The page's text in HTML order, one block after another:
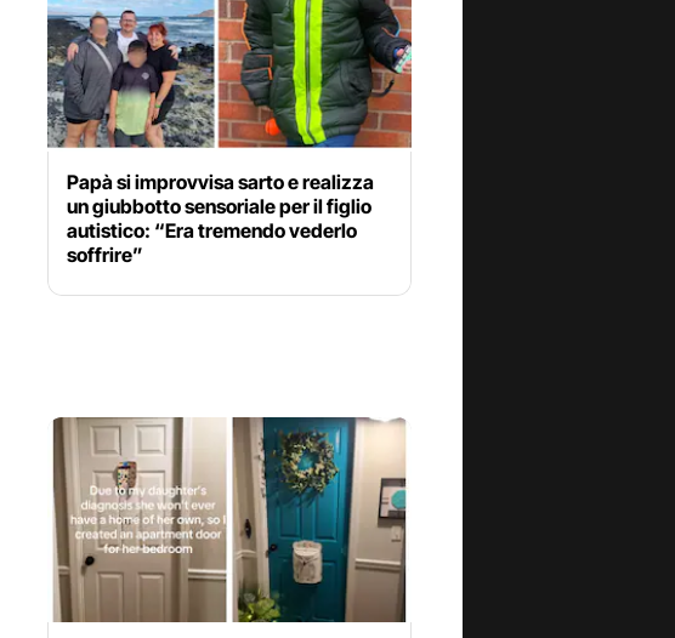
Papà si improvvisa sarto e realizza
un giubbotto sensoriale per il figlio
autistico: “Era tremendo vederlo
soffrire”